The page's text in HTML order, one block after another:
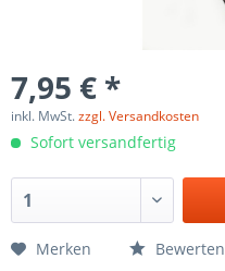
7,95 € *
inkl. MwSt.zzgl. Versandkosten
Sofort versandfertig
Merken Bewerten